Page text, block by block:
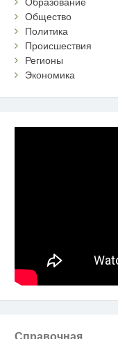
Общество
Политика
Происшествия
Регионы
Экономика
Справочная